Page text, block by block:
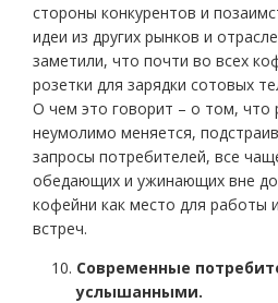
стороны конкурентов и
идеи из других рынков и
заметили, что почти во всех
розетки для зарядки сотовых
О чем это говорит – о том, что
неумолимо меняется,
запросы потребителей, все
обедающих и ужинающих вне
кофейни как место для работы
встреч.
Современные
услышанными.